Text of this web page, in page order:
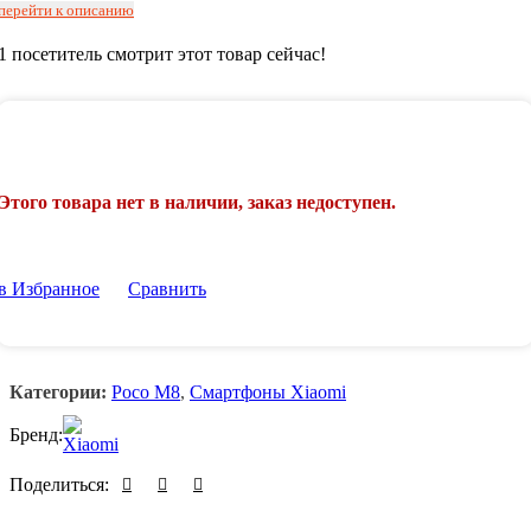
к описанию
посетитель смотрит этот товар сейчас!
товара нет в наличии, заказ недоступен.
Избранное Сравнить
Категории: Poco M8, Смартфоны Xiaomi
Бренд:
Поделиться: